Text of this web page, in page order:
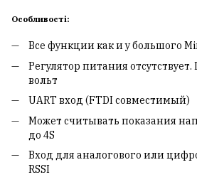
Особливості:
Все функции как и у большого
Регулятор питания
вольт
UART вход (FTDI совместимый)
Может считывать показания
до 4S
Вход для аналогового или
RSSI